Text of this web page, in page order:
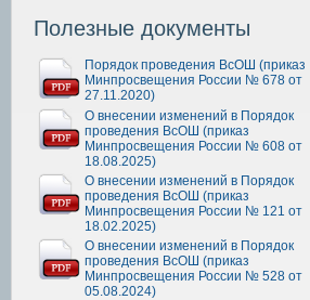
Полезные документы
Порядок проведения ВсОШ (приказ
Минпросвещения России № 678 от
27.11.2020)
О внесении изменений в Порядок
проведения ВсОШ (приказ
Минпросвещения России № 608 от
18.08.2025)
О внесении изменений в Порядок
проведения ВсОШ (приказ
Минпросвещения России № 121 от
18.02.2025)
О внесении изменений в Порядок
проведения ВсОШ (приказ
Минпросвещения России № 528 от
05.08.2024)